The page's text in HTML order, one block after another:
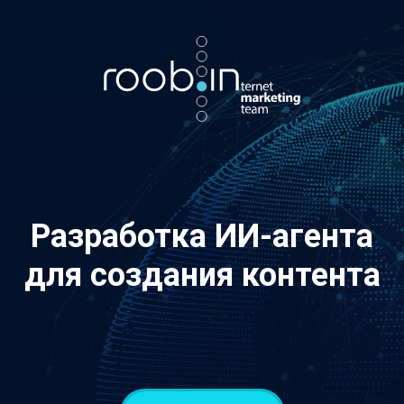
Разработка ИИ-агента
для создания контента
Хотите также? Пишите в телеграм:
vino_costa